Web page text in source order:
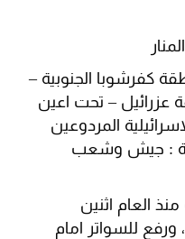
كفرشوبا الجنوبية –
عزرائيل – تحت اعين
المردوعين
: جيش وشعب
العام اثنين
ورفع للسواتر امام